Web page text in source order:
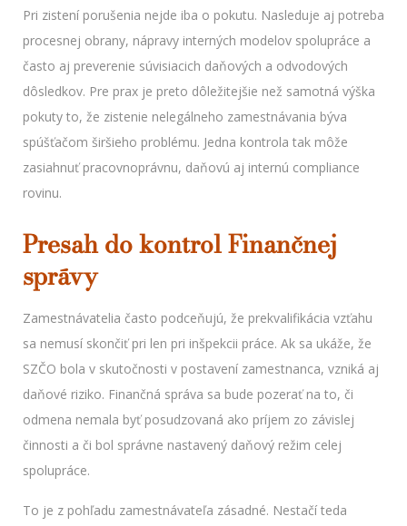
Pri zistení porušenia nejde iba o pokutu. Nasleduje aj potreba
procesnej obrany, nápravy interných modelov spolupráce a
často aj preverenie súvisiacich daňových a odvodových
dôsledkov. Pre prax je preto dôležitejšie než samotná výška
pokuty to, že zistenie nelegálneho zamestnávania býva
spúšťačom širšieho problému. Jedna kontrola tak môže
zasiahnuť pracovnoprávnu, daňovú aj internú compliance
rovinu.
Presah do kontrol Finančnej
správy
Zamestnávatelia často podceňujú, že prekvalifikácia vzťahu
sa nemusí skončiť pri len pri inšpekcii práce. Ak sa ukáže, že
SZČO bola v skutočnosti v postavení zamestnanca, vzniká aj
daňové riziko. Finančná správa sa bude pozerať na to, či
odmena nemala byť posudzovaná ako príjem zo závislej
činnosti a či bol správne nastavený daňový režim celej
spolupráce.
To je z pohľadu zamestnávateľa zásadné. Nestačí teda